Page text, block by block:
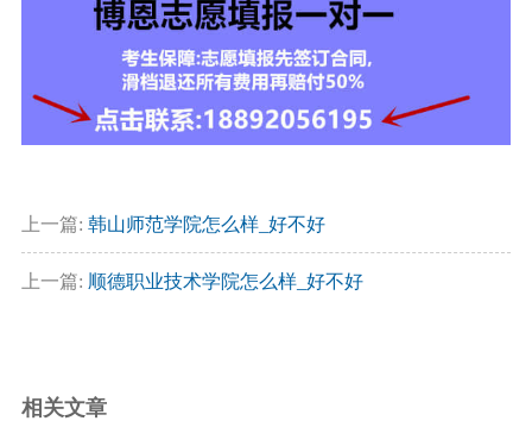
上一篇: 韩山师范学院怎么样_好不好
上一篇: 顺德职业技术学院怎么样_好不好
相关文章